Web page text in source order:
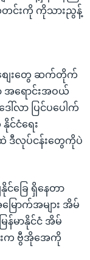
တင်းကို ကိုသားညွန့်
စျေးတွေ ဆက်တိုက်
ရောင်းအဝယ်
လာ ပြင်ပပေါက်
င်ငံရေး
ထဲ ဒီလုပ်ငန်းတွေကိုပဲ
င်ခြေ ရှိနေတာ
ြောက်အများ အိမ်
ြန်မာနိုင်ငံ အိမ်
းက ဗွီအိုအေကို